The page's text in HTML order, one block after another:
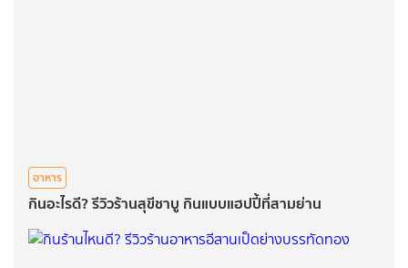
อาหาร
กินอะไรดี? รีวิวร้านสุขีชาบู กินแบบแฮปปี้ที่สามย่าน